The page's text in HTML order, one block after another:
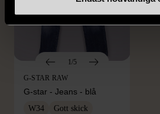
1/5
G-STAR RAW
G-star - Jeans - blå
W34 Gott skick